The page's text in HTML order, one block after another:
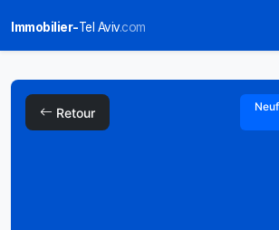
Immobilier-Tel Aviv.com
Retour Neuf